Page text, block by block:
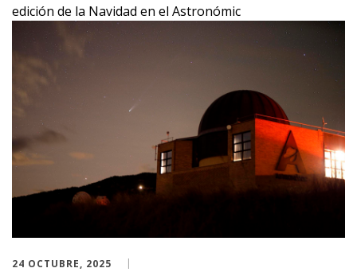
edición de la Navidad en el Astronómic
24 OCTUBRE, 2025